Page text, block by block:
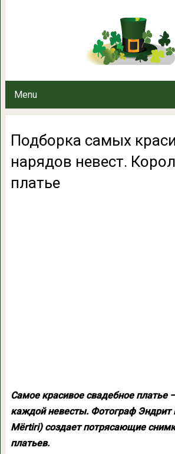
Menu
Подборка
Подборка самых
нарядов невест.
платье
Самое красивое свадебное платье
каждой невесты. Фотограф Эндрит
Mërtiri) создает потрясающие
платьев.